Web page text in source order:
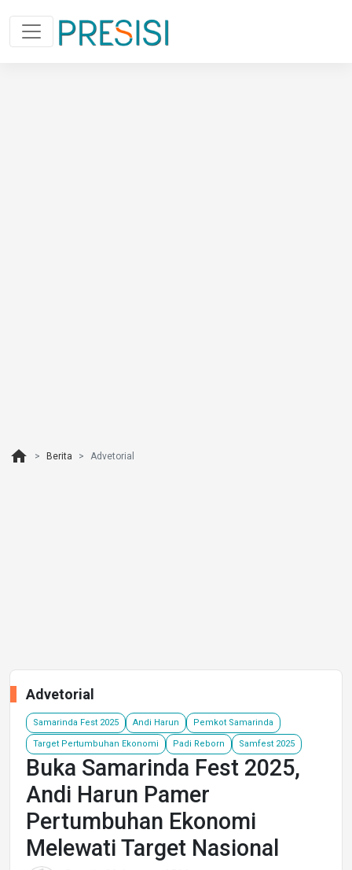
home Berita Advetorial
Advetorial
Samarinda Fest 2025 Andi Harun Pemkot Samarinda
Target Pertumbuhan Ekonomi Padi Reborn Samfest 2025
Buka Samarinda Fest 2025,
Andi Harun Pamer
Pertumbuhan Ekonomi
Melewati Target Nasional